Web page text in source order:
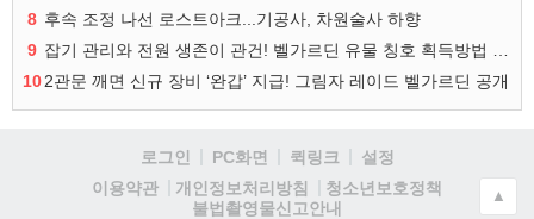
8 후속 조정 나선 로스트아크...기공사, 차원술사 하향
9
102관문 깨면 신규 장비 ‘완갑’ 지급! 그림자 레이드 벨가르딘 공개
로그인 PC화면 퀵링크
설정
이용약관
개인정보처리방침
청소년보호정책
불법촬영물신고안내
▲